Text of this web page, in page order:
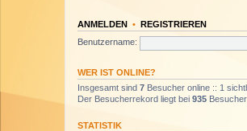
ANMELDEN • REGISTRIEREN
Benutzername:
WER IST ONLINE?
Insgesamt sind 7 Besucher online :: 1
Der Besucherrekord liegt bei 935
STATISTIK